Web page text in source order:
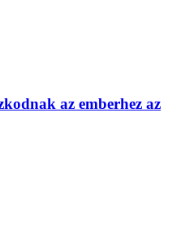
az emberhez az